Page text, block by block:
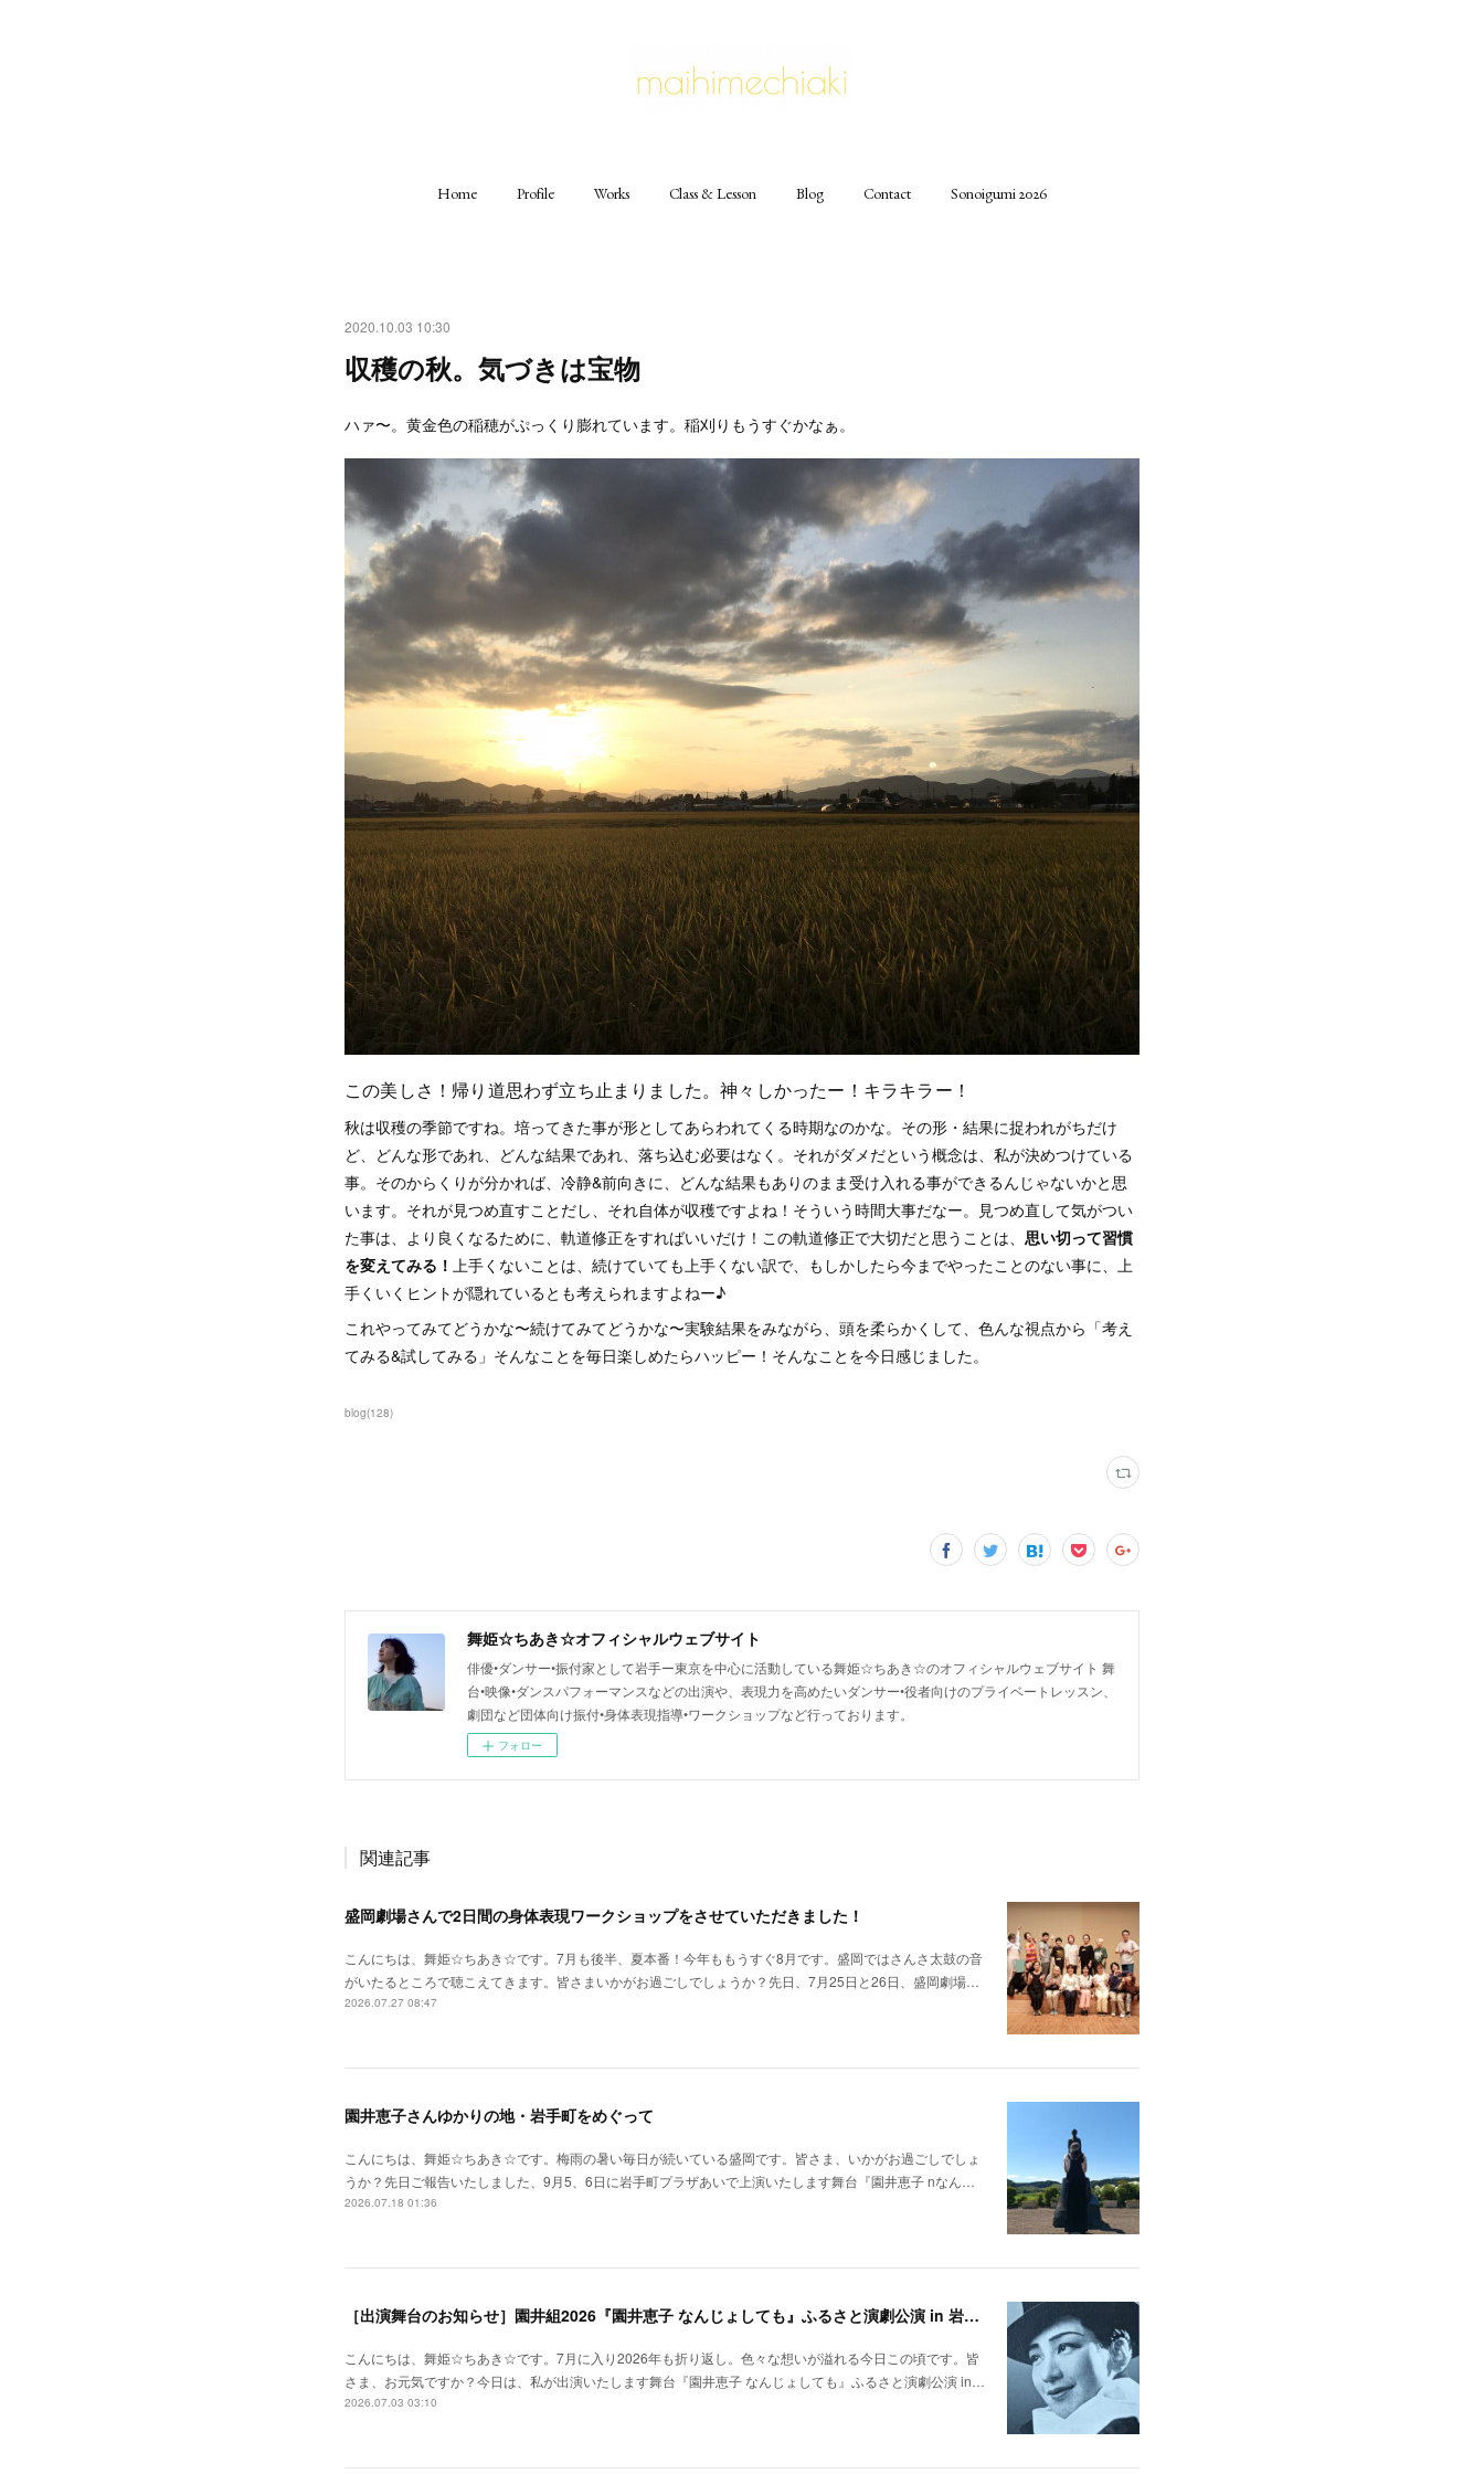
Home Profile Works Class & Lesson Blog Contact Sonoigumi 2026
2020.10.03 10:30
収穫の秋。気づきは宝物
ハァ〜。黄金色の稲穂がぷっくり膨れています。稲刈りもうすぐかなぁ。
この美しさ！帰り道思わず立ち止まりました。神々しかったー！キラキラー！
秋は収穫の季節ですね。培ってきた事が形としてあらわれてくる時期なのかな。その形・結果に捉われがちだけ
ど、どんな形であれ、どんな結果であれ、落ち込む必要はなく。それがダメだという概念は、私が決めつけている
事。そのからくりが分かれば、冷静&前向きに、どんな結果もありのまま受け入れる事ができるんじゃないかと思
います。それが見つめ直すことだし、それ自体が収穫ですよね！そういう時間大事だなー。見つめ直して気がつい
た事は、より良くなるために、軌道修正をすればいいだけ！この軌道修正で大切だと思うことは、 思い切って習慣
を変えてみる！ 上手くないことは、続けていても上手くない訳で、もしかしたら今までやったことのない事に、上
手くいくヒントが隠れているとも考えられますよねー♪
これやってみてどうかな〜続けてみてどうかな〜実験結果をみながら、頭を柔らかくして、色んな視点から「考え
てみる&試してみる」そんなことを毎日楽しめたらハッピー！そんなことを今日感じました。
blog(128)
舞姫☆ちあき☆オフィシャルウェブサイト
俳優•ダンサー•振付家として岩手ー東京を中心に活動している舞姫☆ちあき☆のオフィシャルウェブサイト 舞
台•映像•ダンスパフォーマンスなどの出演や、表現力を高めたいダンサー•役者向けのプライベートレッスン、
劇団など団体向け振付•身体表現指導•ワークショップなど行っております。
フォロー
関連記事
盛岡劇場さんで2日間の身体表現ワークショップをさせていただきました！
こんにちは、舞姫☆ちあき☆です。7月も後半、夏本番！今年ももうすぐ8月です。盛岡ではさんさ太鼓の音
がいたるところで聴こえてきます。皆さまいかがお過ごしでしょうか？先日、7月25日と26日、盛岡劇場…
2026.07.27 08:47
園井恵子さんゆかりの地・岩手町をめぐって
こんにちは、舞姫☆ちあき☆です。梅雨の暑い毎日が続いている盛岡です。皆さま、いかがお過ごしでしょ
うか？先日ご報告いたしました、9月5、6日に岩手町プラザあいで上演いたします舞台『園井恵子 nなん…
2026.07.18 01:36
［出演舞台のお知らせ］園井組2026『園井恵子 なんじょしても』ふるさと演劇公演 in 岩手町
こんにちは、舞姫☆ちあき☆です。7月に入り2026年も折り返し。色々な想いが溢れる今日この頃です。皆
さま、お元気ですか？今日は、私が出演いたします舞台『園井恵子 なんじょしても』ふるさと演劇公演 in…
2026.07.03 03:10